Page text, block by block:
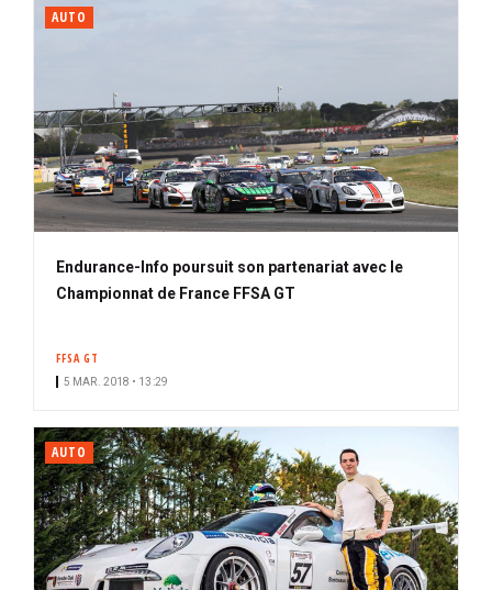
AUTO
Endurance-Info poursuit son partenariat avec le
Championnat de France FFSA GT
FFSA GT
5 MAR. 2018 • 13:29
AUTO